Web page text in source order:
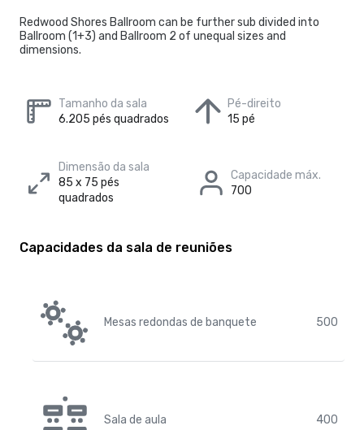
Redwood Shores Ballroom can be further sub divided into
Ballroom (1+3) and Ballroom 2 of unequal sizes and
dimensions.
Tamanho da sala
6.205 pés quadrados
Pé-direito
15 pé
Dimensão da sala
85 x 75 pés
quadrados
Capacidade máx.
700
Capacidades da sala de reuniões
Mesas redondas de banquete 500
Sala de aula 400